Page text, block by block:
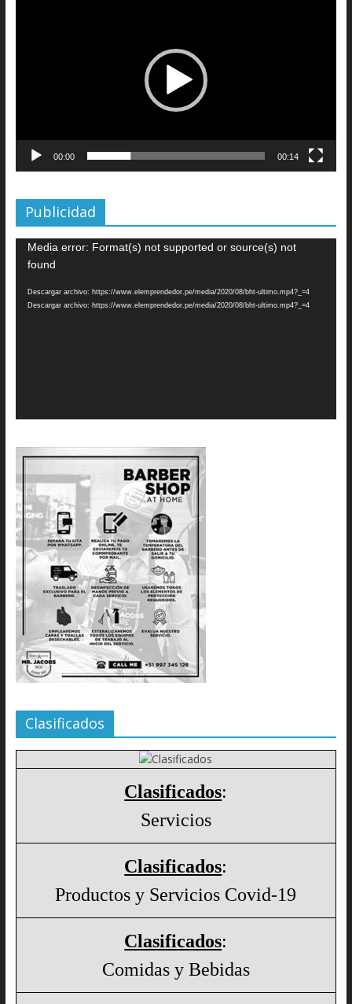
00:00 00:14
Publicidad
Reproductor
Media error: Format(s) not supported or source(s) not
found
Descargar archivo: https://www.elemprendedor.pe/media/2020/08/bht-ultimo.mp4?_=4
Descargar archivo: https://www.elemprendedor.pe/media/2020/08/bht-ultimo.mp4?_=4
Clasificados
Clasificados:
Servicios
Clasificados:
Productos y Servicios Covid-19
Clasificados:
Comidas y Bebidas